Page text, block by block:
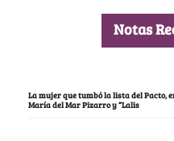
Notas
La mujer que tumbó la lista del Pacto,
María del Mar Pizarro y “Lalis